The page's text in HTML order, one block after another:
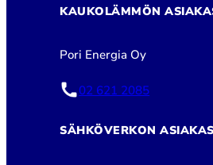
KAUKOLÄMMÖN
Pori Energia Oy
02 621 2085
SÄHKÖVERKON